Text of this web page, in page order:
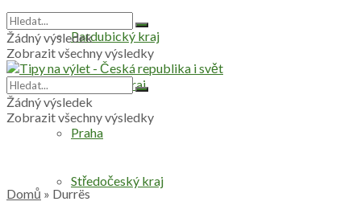
Pardubický kraj
Plzeňský kraj
Praha
Středočeský kraj
Žádný výsledek
Zobrazit všechny výsledky
Žádný výsledek
Zobrazit všechny výsledky
Domů » Durrës